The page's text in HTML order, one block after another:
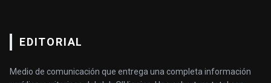
EDITORIAL
Medio de comunicación que entrega una completa información